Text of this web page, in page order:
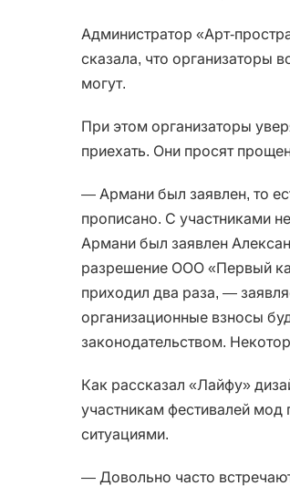
Администратор «Арт-
сказала, что организаторы
могут.
При этом организаторы
приехать. Они просят
— Армани был заявлен, то
прописано. С участниками
Армани был заявлен
разрешение ООО «Первый
приходил два раза, —
организационные взносы
законодательством.
Как рассказал «Лайфу»
участникам фестивалей мод
ситуациями.
— Довольно часто